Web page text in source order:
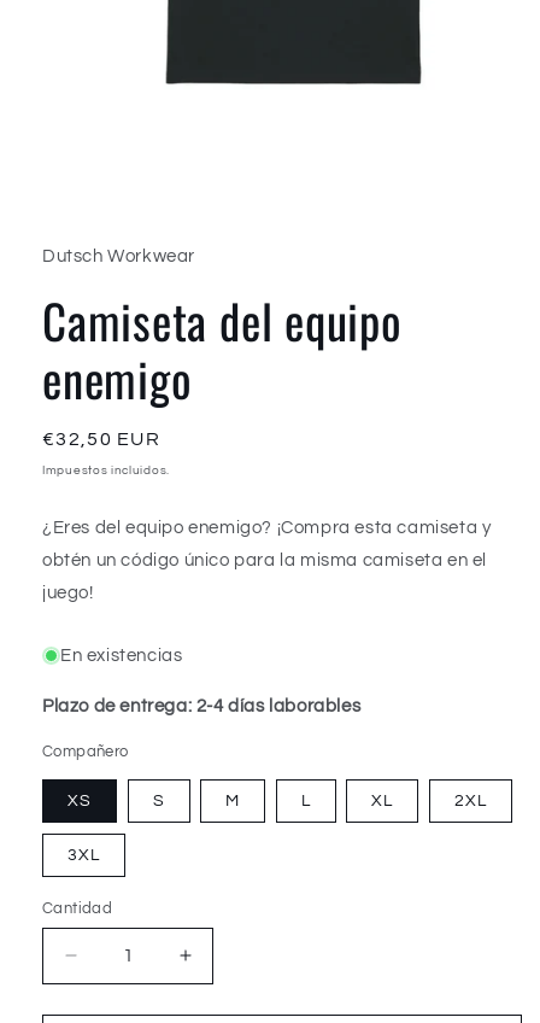
en
modal
Dutsch Workwear
Camiseta del equipo
enemigo
Precio
habitual
€32,50 EUR
Impuestos incluidos.
¿Eres del equipo enemigo? ¡Compra esta camiseta y
obtén un código único para la misma camiseta en el
juego!
En existencias
Plazo de entrega: 2-4 días laborables
Compañero
XS S M L XL 2XL
3XL
Cantidad
Cantidad
Reducir
cantidad
para
Aumentar
cantidad
para